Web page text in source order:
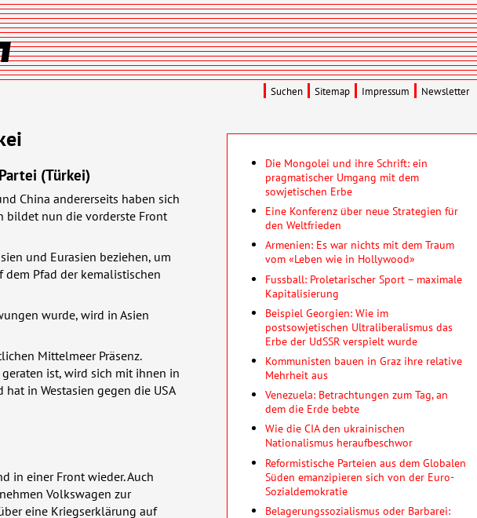
(Türkei)
China andererseits haben sich
bildet nun die vorderste Front
und Eurasien beziehen, um
Pfad der kemalistischen
wurde, wird in Asien
Mittelmeer Präsenz.
ist, wird sich mit ihnen in
hat in Westasien gegen die USA
in einer Front wieder. Auch
Volkswagen zur
eine Kriegserklärung auf
Die Mongolei und ihre Schrift: ein
pragmatischer Umgang mit dem
sowjetischen Erbe
Eine Konferenz über neue Strategien für
den Weltfrieden
Armenien: Es war nichts mit dem Traum
vom «Leben wie in Hollywood»
Fussball: Proletarischer Sport – maximale
Kapitalisierung
Beispiel Georgien: Wie im
postsowjetischen Ultraliberalismus das
Erbe der UdSSR verspielt wurde
Kommunisten bauen in Graz ihre relative
Mehrheit aus
Venezuela: Betrachtungen zum Tag, an
dem die Erde bebte
Wie die CIA den ukrainischen
Nationalismus heraufbeschwor
Reformistische Parteien aus dem Globalen
Süden emanzipieren sich von der Euro-
Sozialdemokratie
Belagerungssozialismus oder Barbarei:
Suchen Sitemap Impressum Newsletter